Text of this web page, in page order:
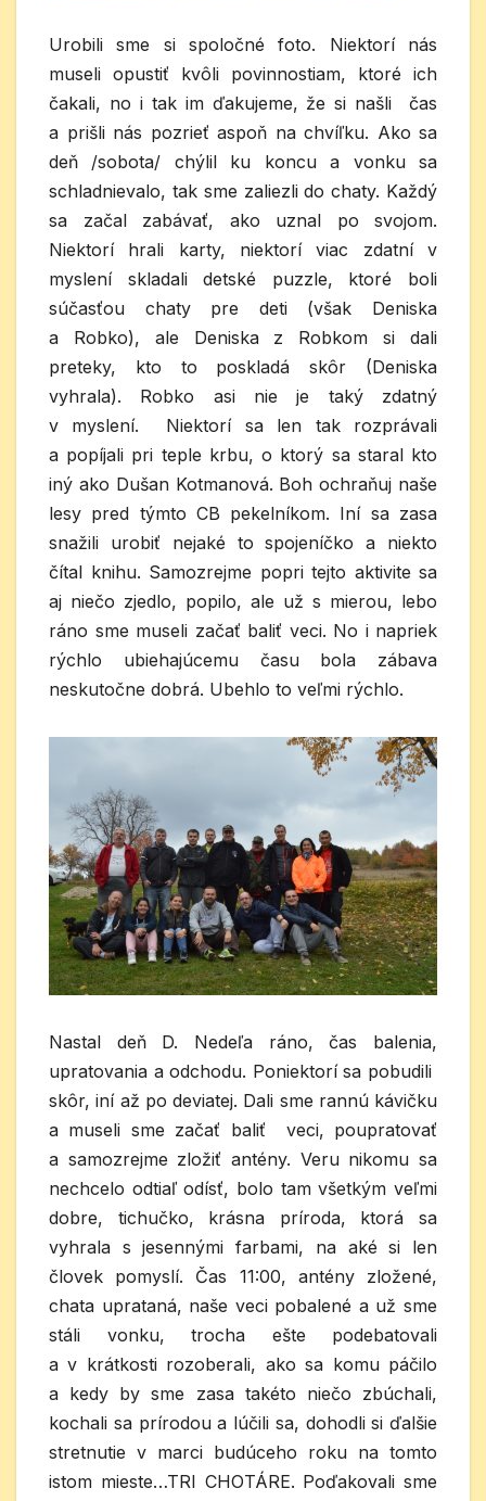
Urobili sme si spoločné foto. Niektorí nás
museli opustiť kvôli povinnostiam, ktoré ich
čakali, no i tak im ďakujeme, že si našli čas
a prišli nás pozrieť aspoň na chvíľku. Ako sa
deň /sobota/ chýlil ku koncu a vonku sa
schladnievalo, tak sme zaliezli do chaty. Každý
sa začal zabávať, ako uznal po svojom.
Niektorí hrali karty, niektorí viac zdatní v
myslení skladali detské puzzle, ktoré boli
súčasťou chaty pre deti (však Deniska
a Robko), ale Deniska z Robkom si dali
preteky, kto to poskladá skôr (Deniska
vyhrala). Robko asi nie je taký zdatný
v myslení. Niektorí sa len tak rozprávali
a popíjali pri teple krbu, o ktorý sa staral kto
iný ako Dušan Kotmanová. Boh ochraňuj naše
lesy pred týmto CB pekelníkom. Iní sa zasa
snažili urobiť nejaké to spojeníčko a niekto
čítal knihu. Samozrejme popri tejto aktivite sa
aj niečo zjedlo, popilo, ale už s mierou, lebo
ráno sme museli začať baliť veci. No i napriek
rýchlo ubiehajúcemu času bola zábava
neskutočne dobrá. Ubehlo to veľmi rýchlo.
Nastal deň D. Nedeľa ráno, čas balenia,
upratovania a odchodu. Poniektorí sa pobudili
skôr, iní až po deviatej. Dali sme rannú kávičku
a museli sme začať baliť veci, poupratovať
a samozrejme zložiť antény. Veru nikomu sa
nechcelo odtiaľ odísť, bolo tam všetkým veľmi
dobre, tichučko, krásna príroda, ktorá sa
vyhrala s jesennými farbami, na aké si len
človek pomyslí. Čas 11:00, antény zložené,
chata uprataná, naše veci pobalené a už sme
stáli vonku, trocha ešte podebatovali
a v krátkosti rozoberali, ako sa komu páčilo
a kedy by sme zasa takéto niečo zbúchali,
kochali sa prírodou a lúčili sa, dohodli si ďalšie
stretnutie v marci budúceho roku na tomto
istom mieste…TRI CHOTÁRE. Poďakovali sme